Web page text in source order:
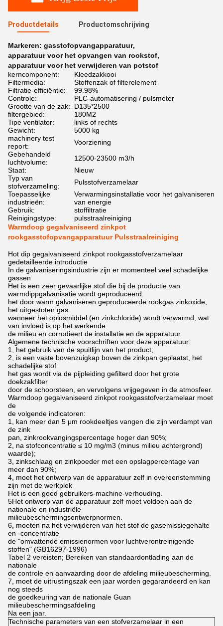
Productdetails Productomschrijving
Markeren: gasstofopvangapparatuur,
apparatuur voor het opvangen van rookstof,
apparatuur voor het verwijderen van potstof
kerncomponent:
Kleedzakkooi
Filtermedia:
Stoffenzak of filterelement
Filtratie-efficiëntie:
99.98%
Controle:
PLC-automatisering / pulsmeter
Grootte van de zak:
D135*2500
filtergebied:
180M2
Tipe ventilator:
links of rechts
Gewicht:
5000 kg
machinery test
report:
Voorziening
Gebehandeld
luchtvolume:
12500-23500 m3/h
Staat:
Nieuw
Typ van
stofverzameling:
Pulsstofverzamelaar
Toepasselijke
industrieën:
Verwarmingsinstallatie voor het galvaniseren
van energie
Gebruik:
stoffiltratie
Reinigingstype:
pulsstraalreiniging
Warmdoop gegalvaniseerd zinkpot
rookgasstofopvangapparatuur Pulsstraalreiniging
Hot dip gegalvaniseerd zinkpot rookgasstofverzamelaar
gedetailleerde introductie
In de galvaniseringsindustrie zijn er momenteel veel schadelijke
gassen
Het is een zeer gevaarlijke stof die bij de productie van
warmdippgalvanisatie wordt geproduceerd.
het door warm galvaniseren geproduceerde rookgas zinkoxide,
het uitgestoten gas
wanneer het oplosmiddel (en zinkchloride) wordt verwarmd, wat
van invloed is op het werkende
de milieu en corrodieert de installatie en de apparatuur.
Algemene technische voorschriften voor deze apparatuur:
1, het gebruik van de spuitlijn van het product;
2, is een vaste bovenzuigkap boven de zinkpan geplaatst, het
schadelijke stof
het gas wordt via de pijpleiding gefilterd door het grote
doekzakfilter
door de schoorsteen, en vervolgens vrijgegeven in de atmosfeer.
Warmdoop gegalvaniseerd zinkpot rookgasstofverzamelaar moet
de
de volgende indicatoren:
1, kan meer dan 5 μm rookdeeltjes vangen die zijn verdampt van
de zink
pan, zinkrookvangingspercentage hoger dan 90%;
2, na stofconcentratie ≤ 10 mg/m3 (minus milieu achtergrond)
waarde);
3, zinkschlaag en zinkpoeder met een opslagpercentage van
meer dan 90%;
4, moet het ontwerp van de apparatuur zelf in overeenstemming
zijn met de werkplek
Het is een goed gebruikers-machine-verhouding.
5Het ontwerp van de apparatuur zelf moet voldoen aan de
nationale en industriële
milieubeschermingsontwerpnormen.
6, moeten na het verwijderen van het stof de gasemissiegehalte
en -concentratie
de "omvattende emissienormen voor luchtverontreinigende
stoffen" (GB16297-1996)
Tabel 2 vereisten; Bereiken van standaardontlading aan de
nationale
de controle en aanvaarding door de afdeling milieubescherming.
7, moet de uitrustingszak een jaar worden gegarandeerd en kan
nog steeds
de goedkeuring van de nationale Guan
milieubeschermingsafdeling
Na een jaar.
Technische parameters van een stofverzamelaar in een